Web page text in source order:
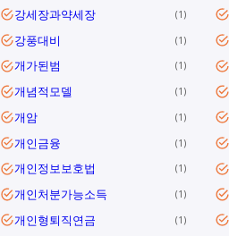
강세장과약세장 1
강풍대비 1
개가된범 1
개념적모델 1
개암 1
개인금융 1
개인정보보호법 1
개인처분가능소득 1
개인형퇴직연금 1